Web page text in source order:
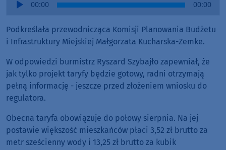
00:00 00:00
Podkreślała przewodnicząca Komisji Planowania Budżetu
i Infrastruktury Miejskiej Małgorzata Kucharska-Zemke.
W odpowiedzi burmistrz Ryszard Szybajło zapewniał, że
jak tylko projekt taryfy będzie gotowy, radni otrzymają
pełną informację - jeszcze przed złożeniem wniosku do
regulatora.
Obecna taryfa obowiązuje do połowy sierpnia. Na jej
postawie większość mieszkańców płaci 3,52 zł brutto za
metr sześcienny wody i 13,25 zł brutto za kubik